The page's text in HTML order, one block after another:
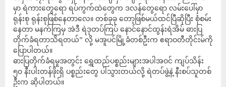
မှာ ရဲကားတွေရော ရပ်ကွက်ထဲတွေက ဒလန်တွေရော လမ်းပေါ်မှာ
ရုန်းစု ရုန်းစုဖြစ်နေတာလေ။ တစ်ခုခု တော့ဖြစ်မယ်ထင်ပြီဆိုပြီး စုံစမ်း
နေတာ မနက်ကြမှ အဲဒီ ရဲဒုတပ်ကြပ် နောင်နောင်ထွန်းရဲအိမ် ဓားပြ
တိုက်ခံရတာသိရတယ်” လို့ မအူပင်မြို့ခံတစ်ဦးက ဧရာဝတီတိုင်းမ်ကို
ပြောပါတယ်။
ဓားပြတိုက်ခံရမှုအတွင်း ရွှေထည်ပစ္စည်းများအပါအဝင် ကျပ်သိန်း
၅၀ နီးပါးတန်ဖိုးရှိ ပစ္စည်းတွေ ပါသွားတယ်လို့ ရဲတပ်ဖွဲ့နဲ့ နီးစပ်သူတစ်
ဦးက ဆိုပါတယ်။